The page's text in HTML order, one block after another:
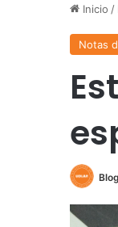
Inicio /
Notas